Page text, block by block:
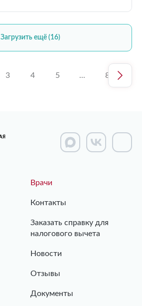
Загрузить ещё (16)
3 4 5 ... 8
Врачи
Контакты
Заказать справку для
налогового вычета
Новости
Отзывы
Документы